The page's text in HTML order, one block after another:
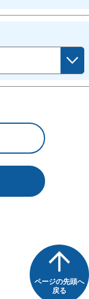
ページの先頭へ
戻る